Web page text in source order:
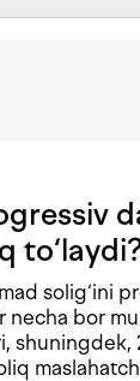
solig‘ini
necha bor